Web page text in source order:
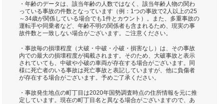
・年齢のデータは、該当年齢の人数ではなく、該当年齢人物の関わ
っている事故の件数となっています（例：1つの事故で2人以上の25
～34歳が関係している場合でも1件とカウント）。また、多重事故の
運転手や同乗者など、年齢不明の関係者も含まれるため、現実の事
故件数と一致しない場合がございます。ご注意ください。
・事故毎の損壊程度（大破・中破・小破・損害なし）は、その事故
内での最大の損壊程度が掲載されます。そのため、大破事故と表示
されていても、中破や小破の車両が存在する場合がございます。同
様に死亡者のいる事故は死亡事故と表記していますが、他に負傷者
が存在する場合がございます。予めご了承ください。
・事故発生地点の町丁目は2020年国勢調査時点の住所情報を元に推
定しています。現在の町丁目名と異なる場合がございますので、あ